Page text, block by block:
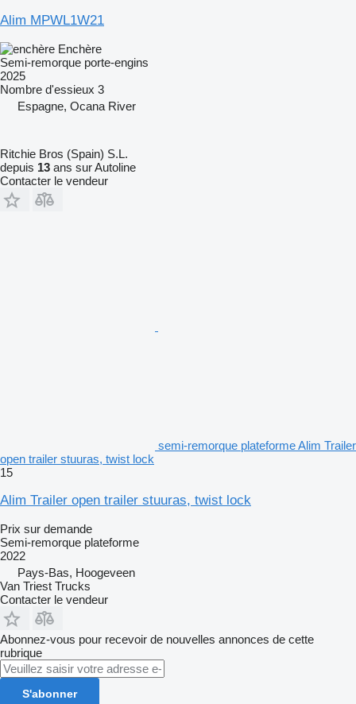
Alim MPWL1W21
Enchère
Semi-remorque porte-engins
2025
Nombre d'essieux 3
Espagne, Ocana River
Ritchie Bros (Spain) S.L.
depuis 13 ans sur Autoline
Contacter le vendeur
semi-remorque plateforme Alim Trailer
open trailer stuuras, twist lock
15
Alim Trailer open trailer stuuras, twist lock
Prix sur demande
Semi-remorque plateforme
2022
Pays-Bas, Hoogeveen
Van Triest Trucks
Contacter le vendeur
Abonnez-vous pour recevoir de nouvelles annonces de cette
rubrique
S'abonner